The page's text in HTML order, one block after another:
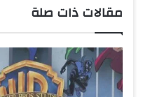
ا
ت
ج
ي
د
مقالات ذات صلة